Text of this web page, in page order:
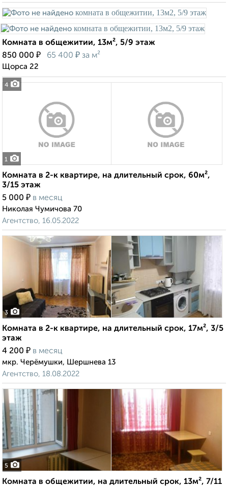
4
Комната в общежитии, 13м², 5/9 этаж
850 000 ₽ 65 400 ₽ за м²
Щорса 22
1
Комната в 2-к квартире, на длительный срок, 60м²,
3/15 этаж
5 000 ₽ в месяц
Николая Чумичова 70
Агентство, 16.05.2022
3
Комната в 2-к квартире, на длительный срок, 17м², 3/5
этаж
4 200 ₽ в месяц
мкр. Черёмушки, Шершнева 13
Агентство, 18.08.2022
5
Комната в общежитии, на длительный срок, 13м², 7/11